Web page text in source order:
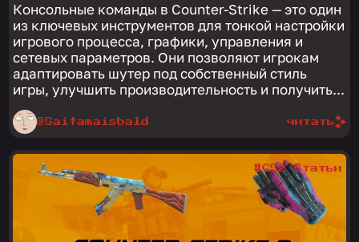
Консольные команды в Counter-Strike — это один
из ключевых инструментов для тонкой настройки
игрового процесса, графики, управления и
сетевых параметров. Они позволяют игрокам
адаптировать шутер под собственный стиль
игры, улучшить производительность и получить...
@Saitamaisbald читать
#CS2 Статьи